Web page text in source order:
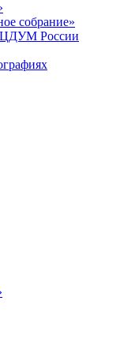
собрание»
ЦДУМ России